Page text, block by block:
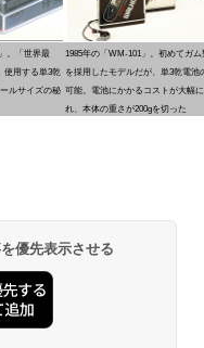
。「世界最
使用する単3乾
ルサイズの秘
1985年の「WM-101」。初めてガム
を採用したモデルだが、単3乾電池
可能。電池にかかるコストが大幅
れ、本体の重さが200gを切った
優先表示させる